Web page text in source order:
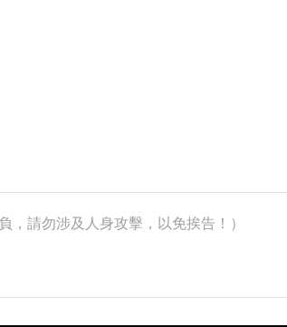
，請勿涉及人身攻擊，以免挨告！）